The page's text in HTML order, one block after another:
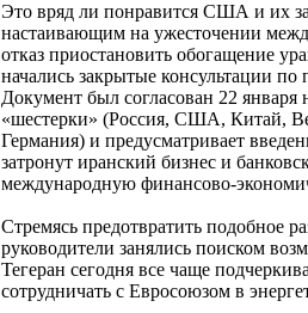
Это вряд ли понравится США и их
настаивающим на ужесточении
отказ приостановить обогащение
начались закрытые консультации
Документ был согласован 22 января
«шестерки» (Россия, США, Китай,
Германия) и предусматривает
затронут иранский бизнес и
международную финансово-
Стремясь предотвратить подобное
руководители занялись поиском
Тегеран сегодня все чаще
сотрудничать с Евросоюзом в